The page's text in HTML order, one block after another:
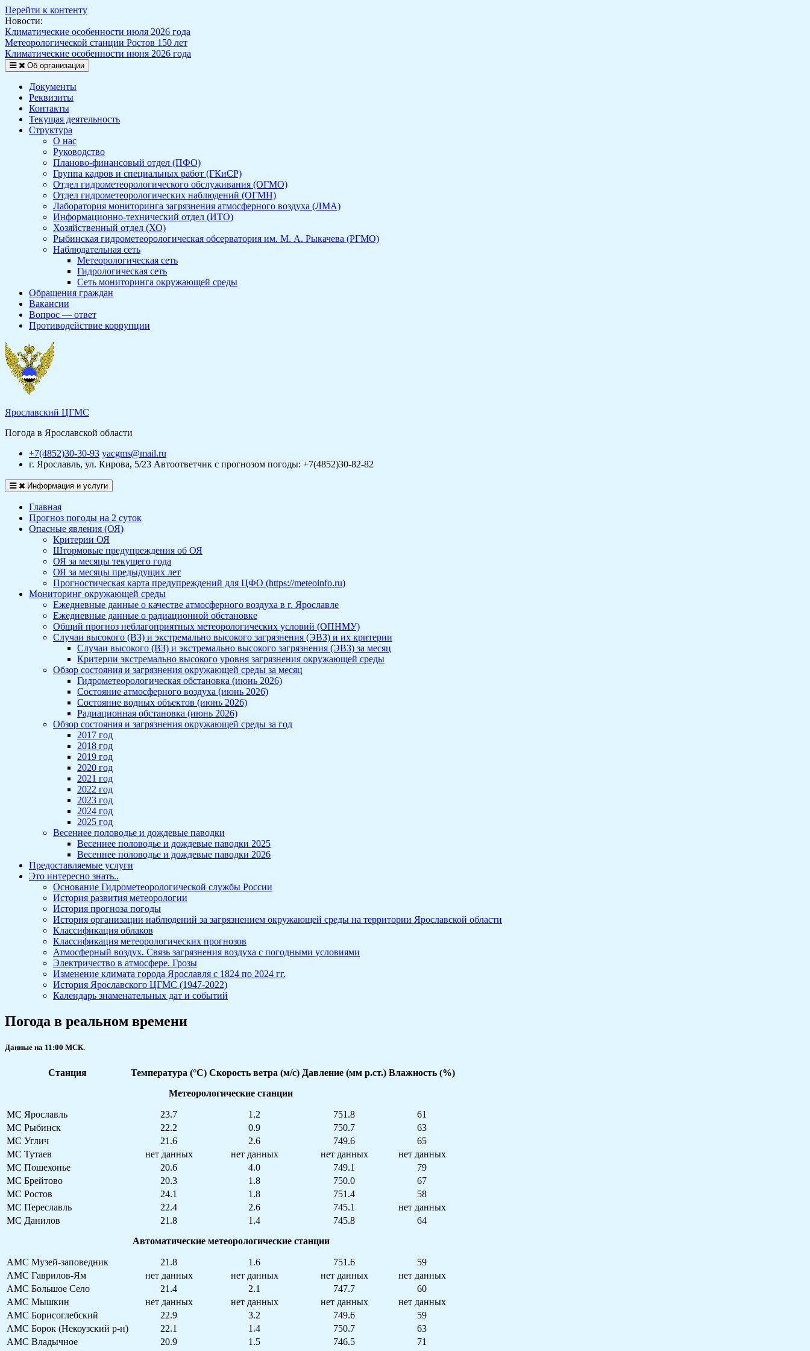
Перейти к контенту
Новости:
Климатические особенности июля 2026 года
Метеорологической станции Ростов 150 лет
Климатические особенности июня 2026 года
Об организации
Документы
Реквизиты
Контакты
Текущая деятельность
Структура
О нас
Руководство
Планово-финансовый отдел (ПФО)
Группа кадров и специальных работ (ГКиСР)
Отдел гидрометеорологического обслуживания (ОГМО)
Отдел гидрометеорологических наблюдений (ОГМН)
Лаборатория мониторинга загрязнения атмосферного воздуха (ЛМА)
Информационно-технический отдел (ИТО)
Хозяйственный отдел (ХО)
Рыбинская гидрометеорологическая обсерватория им. М. А. Рыкачева (РГМО)
Наблюдательная сеть
Метеорологическая сеть
Гидрологическая сеть
Сеть мониторинга окружающей среды
Обращения граждан
Вакансии
Вопрос — ответ
Противодействие коррупции
Ярославский ЦГМС
Погода в Ярославской области
+7(4852)30-30-93 yacgms@mail.ru
г. Ярославль, ул. Кирова, 5/23 Автоответчик с прогнозом погоды: +7(4852)30-82-82
Информация и услуги
Главная
Прогноз погоды на 2 суток
Опасные явления (ОЯ)
Критерии ОЯ
Штормовые предупреждения об ОЯ
ОЯ за месяцы текущего года
ОЯ за месяцы предыдущих лет
Прогностическая карта предупреждений для ЦФО (https://meteoinfo.ru)
Мониторинг окружающей среды
Ежедневные данные о качестве атмосферного воздуха в г. Ярославле
Ежедневные данные о радиационной обстановке
Общий прогноз неблагоприятных метеорологических условий (ОПНМУ)
Случаи высокого (ВЗ) и экстремально высокого загрязнения (ЭВЗ) и их критерии
Случаи высокого (ВЗ) и экстремально высокого загрязнения (ЭВЗ) за месяц
Критерии экстремально высокого уровня загрязнения окружающей среды
Обзор состояния и загрязнения окружающей среды за месяц
Гидрометеорологическая обстановка (июнь 2026)
Состояние атмосферного воздуха (июнь 2026)
Состояние водных объектов (июнь 2026)
Радиационная обстановка (июнь 2026)
Обзор состояния и загрязнения окружающей среды за год
2017 год
2018 год
2019 год
2020 год
2021 год
2022 год
2023 год
2024 год
2025 год
Весеннее половодье и дождевые паводки
Весеннее половодье и дождевые паводки 2025
Весеннее половодье и дождевые паводки 2026
Предоставляемые услуги
Это интересно знать..
Основание Гидрометеорологической службы России
История развития метеорологии
История прогноза погоды
История организации наблюдений за загрязнением окружающей среды на территории Ярославской области
Классификация облаков
Классификация метеорологических прогнозов
Атмосферный воздух. Связь загрязнения воздуха с погодными условиями
Электричество в атмосфере. Грозы
Изменение климата города Ярославля с 1824 по 2024 гг.
История Ярославского ЦГМС (1947-2022)
Календарь знаменательных дат и событий
Погода в реальном времени
Данные на 11:00 МСК.
Станция Температура (°С) Скорость ветра (м/с) Давление (мм р.ст.) Влажность (%)
Метеорологические станции
МС Ярославль 23.7 1.2 751.8
61
МС Рыбинск
22.2 0.9 750.7
63
МС Углич
21.6 2.6 749.6
65
МС Тутаев
нет данных нет данных нет данных
нет данных
МС Пошехонье
20.6 4.0 749.1
79
МС Брейтово
20.3 1.8 750.0
67
МС Ростов
24.1 1.8 751.4
58
МС Переславль
22.4 2.6 745.1
нет данных
МС Данилов
21.8 1.4 745.8
64
Автоматические метеорологические станции
АМС Музей-заповедник 21.8 1.6 751.6
59
АМС Гаврилов-Ям
нет данных нет данных нет данных
нет данных
АМС Большое Село
21.4 2.1 747.7
60
АМС Мышкин
нет данных нет данных нет данных
нет данных
АМС Борисоглебский
22.9 3.2 749.6
59
АМС Борок (Некоузский р-н)
22.1 1.4 750.7
63
АМС Владычное
20.9 1.5 746.5
71